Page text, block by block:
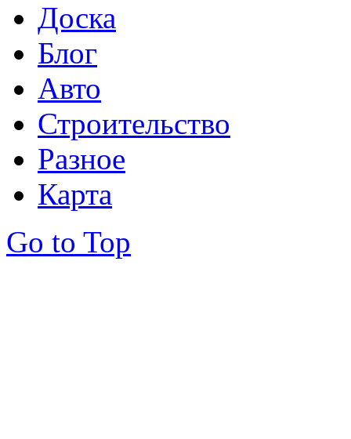
Доска
Блог
Авто
Строительство
Разное
Карта
Go to Top